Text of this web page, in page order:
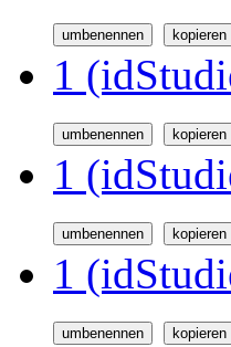
1
1
1